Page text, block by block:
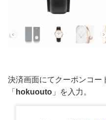
決済画面にてクーポンコー
「 hokuouto 」を入力。